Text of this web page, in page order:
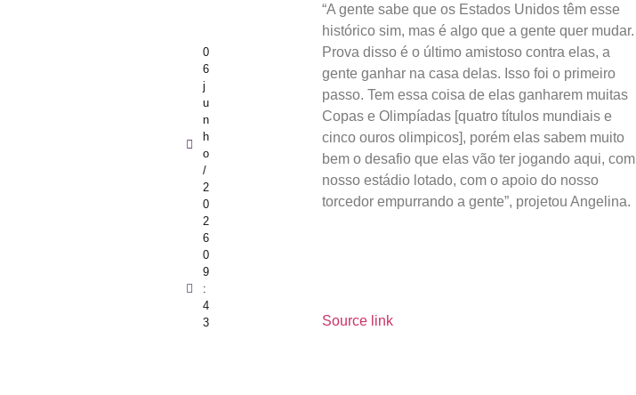
0
6
j
u
n
h
o
/
2
0
2
6
0
9
:
4
3
“A gente sabe que os Estados Unidos têm esse
histórico sim, mas é algo que a gente quer mudar.
Prova disso é o último amistoso contra elas, a
gente ganhar na casa delas. Isso foi o primeiro
passo. Tem essa coisa de elas ganharem muitas
Copas e Olimpíadas [quatro títulos mundiais e
cinco ouros olimpicos], porém elas sabem muito
bem o desafio que elas vão ter jogando aqui, com
nosso estádio lotado, com o apoio do nosso
torcedor empurrando a gente”, projetou Angelina.
Source link